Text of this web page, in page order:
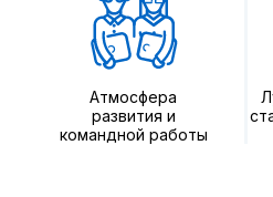
Атмосфера
развития и
командной работы